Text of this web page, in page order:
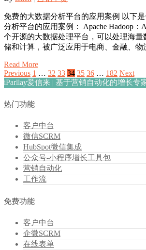
免费的大数据分析平台的应用案例 以下
分析平台的应用案例： Apache Hadoop：
个开源的大数据处理平台，可以处理海量
储和计算，被广泛应用于电商、金融、
Read More
Previous 1 … 32 33 34 35 36 … 182 Next
iParllay爱信来 | 基于营销自动化的增长专
热门功能
客户中台
微信SCRM
HubSpot微信集成
公众号-小程序增长工具包
营销自动化
工作流
免费功能
客户中台
企微SCRM
在线表单